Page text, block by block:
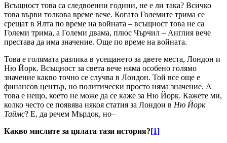
Всъщност това са следвоенни години, не е ли така? Всичко
това върви толкова време вече. Когато Големите трима се
срещат в Ялта по време на войната – всъщност това не са
Големи трима, а Големи двама, плюс Чърчил – Англия вече
престава да има значение. Още по време на войната.
Това е голямата разлика в усещането за двете места, Лондон и
Ню Йорк. Всъщност за света вече няма особено голямо
значение какво точно се случва в Лондон. Той все още е
финансов център, но политически просто няма значение. А
това е нещо, което не може да се каже за Ню Йорк. Кажете ми,
колко често се появява някоя статия за Лондон в Ню Йорк
Таймс? Е, да речем Мърдок, но–
Какво мислите за цялата тази история?[1]